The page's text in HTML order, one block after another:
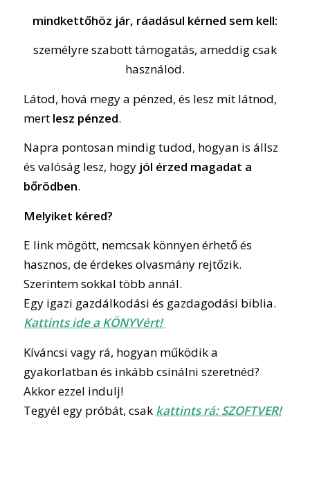
mindkettőhöz jár, ráadásul kérned sem kell:
személyre szabott támogatás, ameddig csak
használod.
Látod, hová megy a pénzed, és lesz mit látnod,
mert lesz pénzed.
Napra pontosan mindig tudod, hogyan is állsz
és valóság lesz, hogy jól érzed magadat a
bőrödben.
Melyiket kéred?
E link mögött, nemcsak könnyen érhető és
hasznos, de érdekes olvasmány rejtőzik.
Szerintem sokkal több annál.
Egy igazi gazdálkodási és gazdagodási biblia.
Kattints ide a KÖNYVért!
Kíváncsi vagy rá, hogyan működik a
gyakorlatban és inkább csinálni szeretnéd?
Akkor ezzel indulj!
Tegyél egy próbát, csak kattints rá: SZOFTVER!